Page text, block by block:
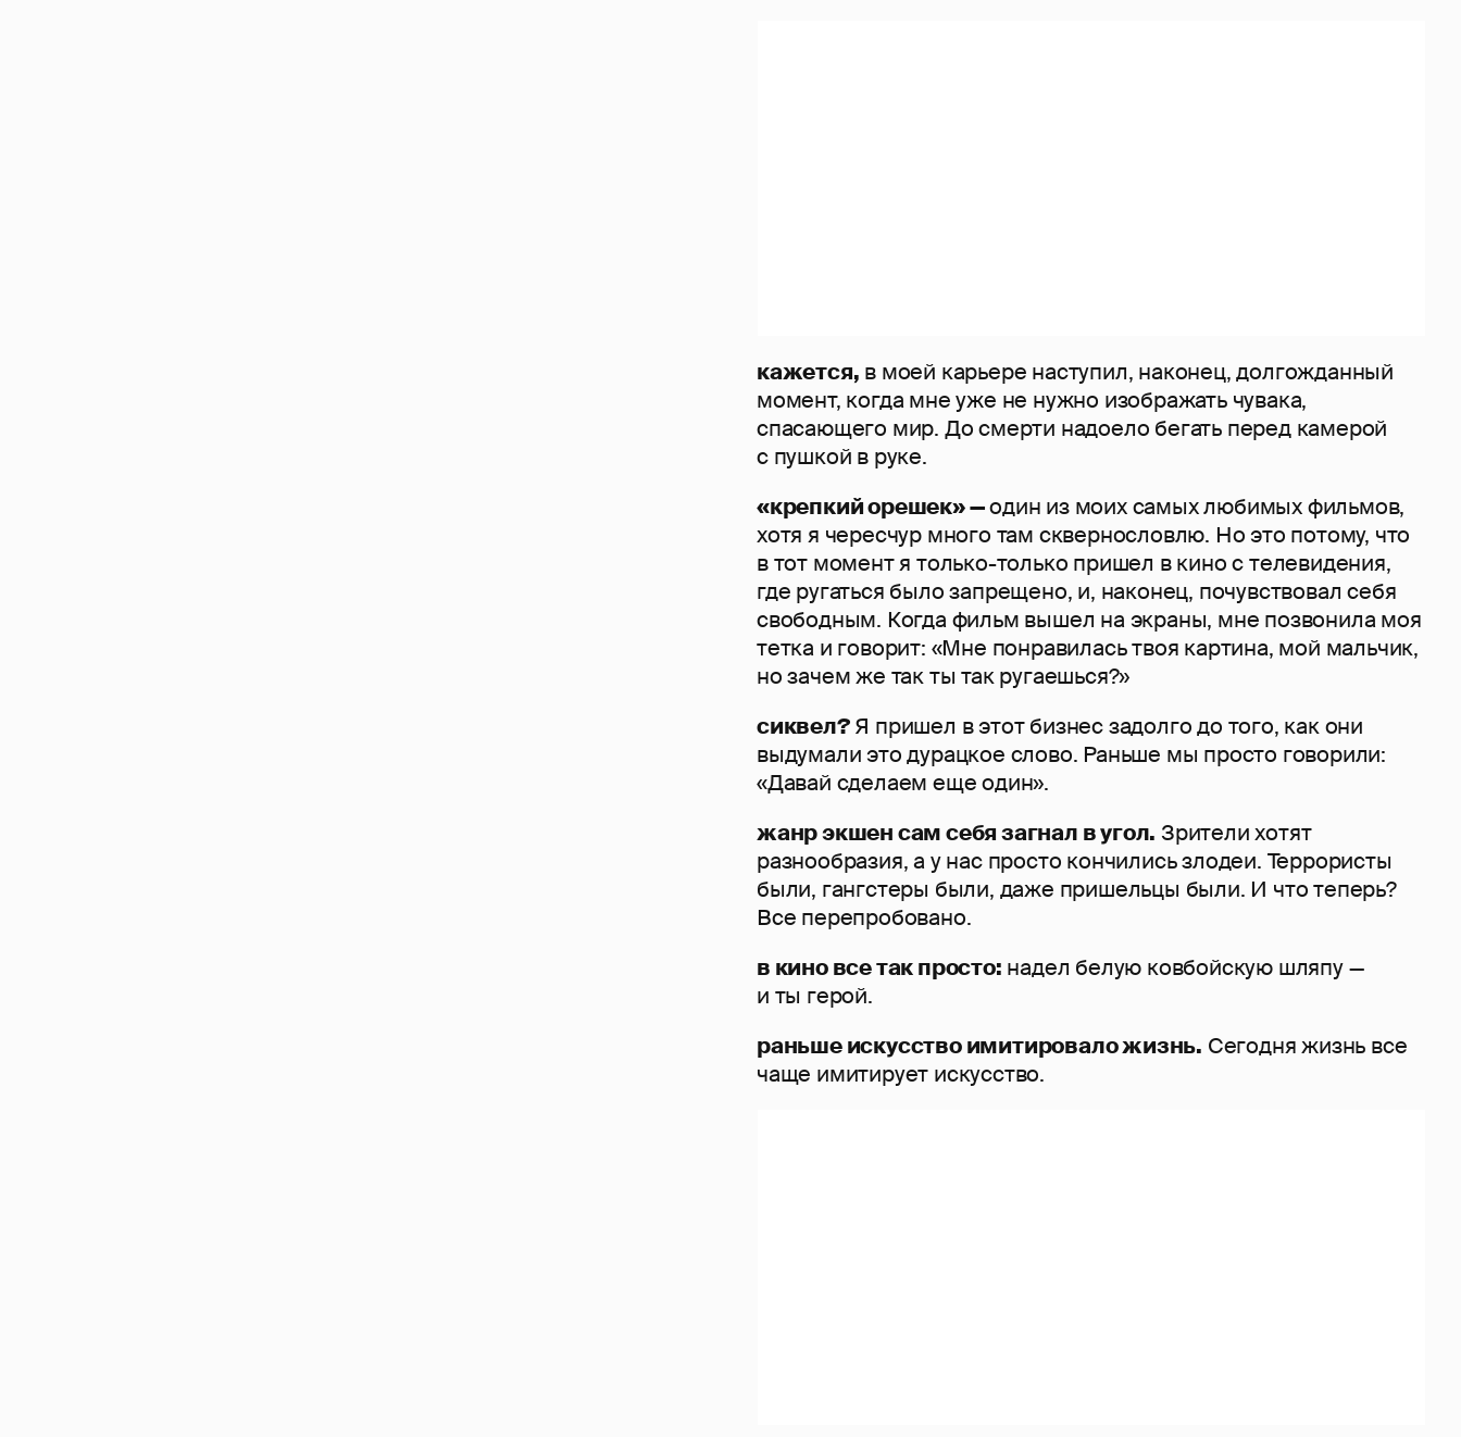
кажется, в моей карьере наступил, наконец, долгожданный
момент, когда мне уже не нужно изображать чувака,
спасающего мир. До смерти надоело бегать перед камерой
с пушкой в руке.
«крепкий орешек» —один из моих самых любимых фильмов,
хотя я чересчур много там сквернословлю. Но это потому, что
в тот момент я только-только пришел в кино с телевидения,
где ругаться было запрещено, и, наконец, почувствовал себя
свободным. Когда фильм вышел на экраны, мне позвонила моя
тетка и говорит: «Мне понравилась твоя картина, мой мальчик,
но зачем же так ты так ругаешься?»
сиквел?Я пришел в этот бизнес задолго до того, как они
выдумали это дурацкое слово. Раньше мы просто говорили:
«Давай сделаем еще один».
жанр экшен сам себя загнал в угол. Зрители хотят
разнообразия, а у нас просто кончились злодеи. Террористы
были, гангстеры были, даже пришельцы были. И что теперь?
Все перепробовано.
в кино все так просто: надел белую ковбойскую шляпу —
и ты герой.
раньше искусство имитировало жизнь. Сегодня жизнь все
чаще имитирует искусство.